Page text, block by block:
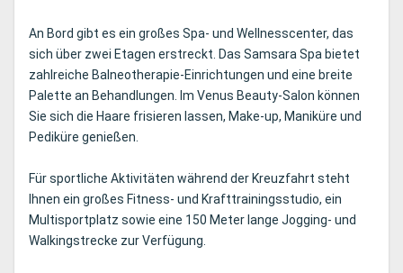
An Bord gibt es ein großes Spa- und Wellnesscenter, das
sich über zwei Etagen erstreckt. Das Samsara Spa bietet
zahlreiche Balneotherapie-Einrichtungen und eine breite
Palette an Behandlungen. Im Venus Beauty-Salon können
Sie sich die Haare frisieren lassen, Make-up, Maniküre und
Pediküre genießen.
Für sportliche Aktivitäten während der Kreuzfahrt steht
Ihnen ein großes Fitness- und Krafttrainingsstudio, ein
Multisportplatz sowie eine 150 Meter lange Jogging- und
Walkingstrecke zur Verfügung.